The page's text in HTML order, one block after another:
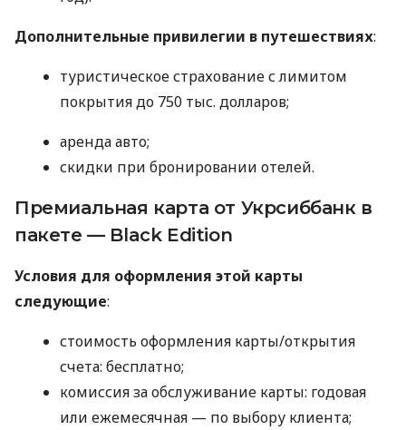
Дополнительные привилегии в путешествиях:
туристическое страхование с лимитом
покрытия до 750 тыс. долларов;
аренда авто;
скидки при бронировании отелей.
Премиальная карта от Укрсиббанк в
пакете — Black Edition
Условия для оформления этой карты
следующие:
стоимость оформления карты/открытия
счета: бесплатно;
комиссия за обслуживание карты: годовая
или ежемесячная — по выбору клиента;